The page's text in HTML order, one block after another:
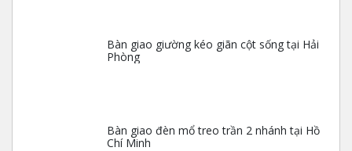
Bàn giao giường kéo giãn cột sống tại Hải
Phòng
Bàn giao đèn mổ treo trần 2 nhánh tại Hồ
Chí Minh